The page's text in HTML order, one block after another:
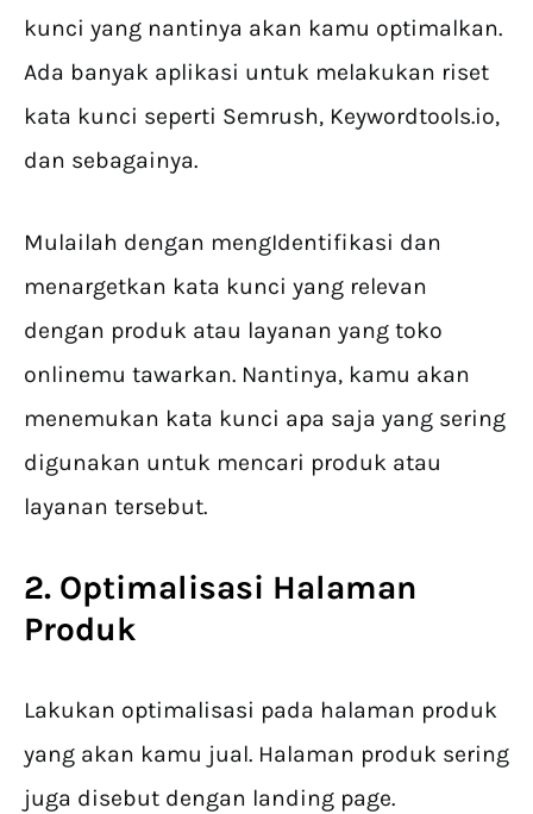
kunci yang nantinya akan kamu optimalkan.
Ada banyak aplikasi untuk melakukan riset
kata kunci seperti Semrush, Keywordtools.io,
dan sebagainya.
Mulailah dengan mengIdentifikasi dan
menargetkan kata kunci yang relevan
dengan produk atau layanan yang toko
onlinemu tawarkan. Nantinya, kamu akan
menemukan kata kunci apa saja yang sering
digunakan untuk mencari produk atau
layanan tersebut.
2. Optimalisasi Halaman
Produk
Lakukan optimalisasi pada halaman produk
yang akan kamu jual. Halaman produk sering
juga disebut dengan landing page.